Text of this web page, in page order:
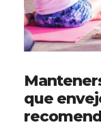
que